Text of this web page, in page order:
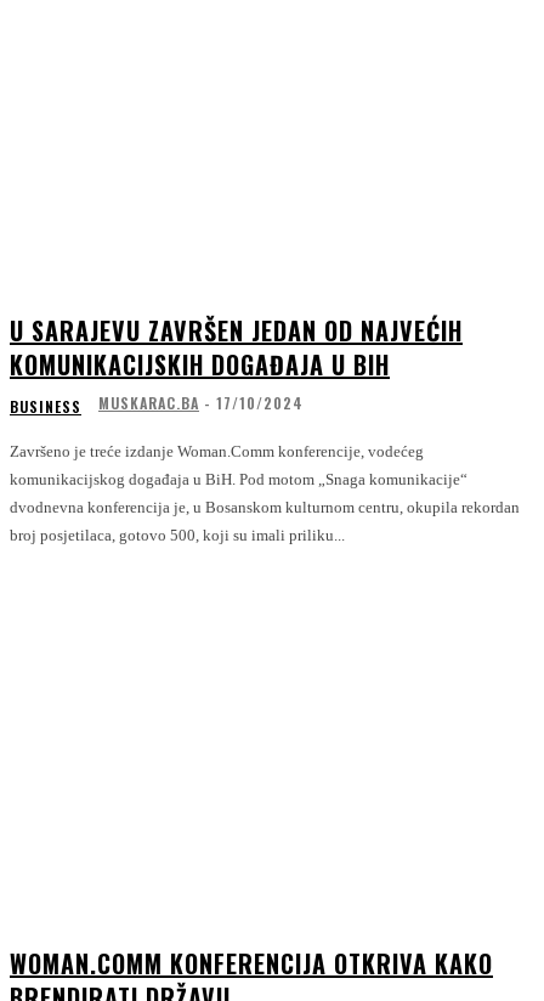
U SARAJEVU ZAVRŠEN JEDAN OD NAJVEĆIH
KOMUNIKACIJSKIH DOGAĐAJA U BIH
BUSINESS MUSKARAC.BA - 17/10/2024
Završeno je treće izdanje Woman.Comm konferencije, vodećeg
komunikacijskog događaja u BiH. Pod motom „Snaga komunikacije“
dvodnevna konferencija je, u Bosanskom kulturnom centru, okupila rekordan
broj posjetilaca, gotovo 500, koji su imali priliku...
WOMAN.COMM KONFERENCIJA OTKRIVA KAKO